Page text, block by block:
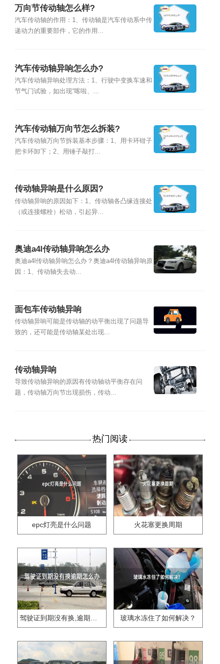
万向节传动轴怎么样?
汽车传动轴的作用：1、传动轴是汽车传动系中传
递动力的重要部件，它的作用...
汽车传动轴异响怎么办?
汽车传动轴异响处理方法：1、行驶中变换车速和
节气门试验，如出现“喀啦、...
汽车传动轴万向节怎么拆装?
汽车传动轴万向节拆装基本步骤：1、用卡环钳子
把卡环卸下；2、用锤子敲打...
传动轴异响是什么原因?
传动轴异响的原因如下：1、传动轴各凸缘连接处
（或连接螺栓）松动，引起异...
奥迪a4l传动轴异响怎么办
奥迪a4l传动轴异响怎么办？奥迪a4l传动轴异响原
因：1、传动轴失去动...
面包车传动轴异响
传动轴异响可能是传动轴的动平衡出现了问题导
致的，还可能是传动轴某处出现...
传动轴异响
导致传动轴异响的原因有传动轴动平衡存在问
题，传动轴万向节出现损伤，传动...
热门阅读
epc灯亮是什么问题 火花塞更换周期
驾驶证到期没有换,逾期怎么办?? 玻璃水冻住了如何解决？